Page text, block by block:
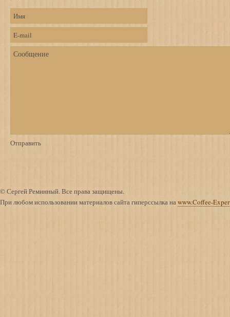
© Сергей Реминный. Все права защищены.
При любом использовании материалов сайта гиперссылка наwww.Coffee-